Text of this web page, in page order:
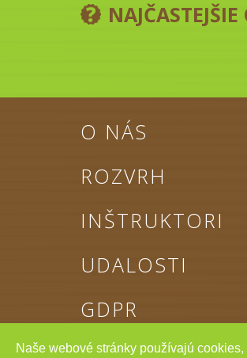
O NÁS
ROZVRH
INŠTRUKTORI
UDALOSTI
GDPR
Naše webové stránky používajú